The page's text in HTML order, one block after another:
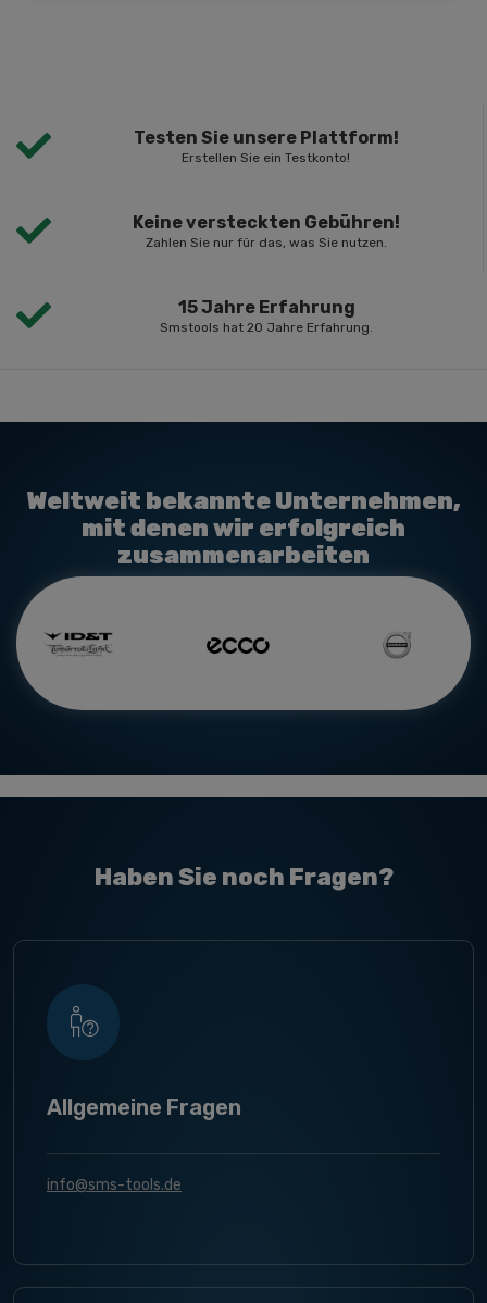
Testen Sie unsere Plattform!
Erstellen Sie ein Testkonto!
Keine versteckten Gebühren!
Zahlen Sie nur für das, was Sie nutzen.
15 Jahre Erfahrung
Smstools hat 20 Jahre Erfahrung.
Weltweit bekannte Unternehmen,
mit denen wir erfolgreich
zusammenarbeiten
Haben Sie noch Fragen?
Allgemeine Fragen
info@sms-tools.de